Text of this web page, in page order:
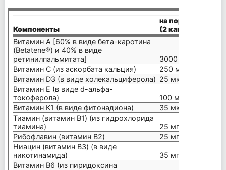
Компоненты
на порцию
(2 капсулы)
Витамин A [60% в виде бета-каротина
(Betatene®) и 40% в виде
ретинилпальмитата]
3000 мкг
Витамин С (из аскорбата кальция)
250 мг
Витамин D3 (в виде холекальциферола) 25 мкг (1000 МЕ)
Витамин E (в виде d-альфа-
токоферола)
100 мг
Витамин K1 (в виде фитонадиона)
35 мкг
Тиамин (витамин B1) (из гидрохлорида
тиамина)
25 мг
Рибофлавин (витамин B2)
25 мг
Ниацин (витамин B3) (в виде
никотинамида)
35 мг
Витамин B6 (из пиридоксина